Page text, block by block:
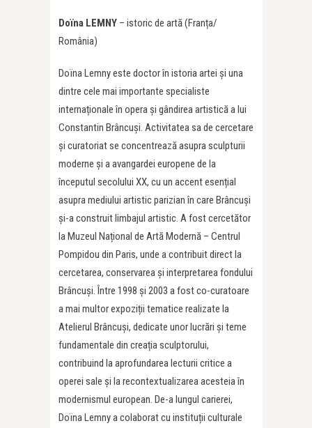
Doïna LEMNY – istoric de artă (Franța/
România)
Doïna Lemny este doctor în istoria artei și una
dintre cele mai importante specialiste
internaționale în opera și gândirea artistică a lui
Constantin Brâncuși. Activitatea sa de cercetare
și curatoriat se concentrează asupra sculpturii
moderne și a avangardei europene de la
începutul secolului XX, cu un accent esențial
asupra mediului artistic parizian în care Brâncuși
și-a construit limbajul artistic. A fost cercetător
la Muzeul Național de Artă Modernă – Centrul
Pompidou din Paris, unde a contribuit direct la
cercetarea, conservarea și interpretarea fondului
Brâncuși. Între 1998 și 2003 a fost co-curatoare
a mai multor expoziții tematice realizate la
Atelierul Brâncuși, dedicate unor lucrări și teme
fundamentale din creația sculptorului,
contribuind la aprofundarea lecturii critice a
operei sale și la recontextualizarea acesteia în
modernismul european. De-a lungul carierei,
Doïna Lemny a colaborat cu instituții culturale